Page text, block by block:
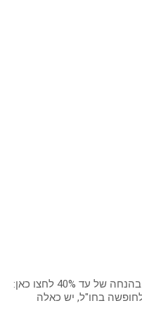
לרכישת כרטיסים לאטרקציות בלונדון בהנחה של עד 40% לחצו כאן:
לחופשה בחו"ל, יש כאלה